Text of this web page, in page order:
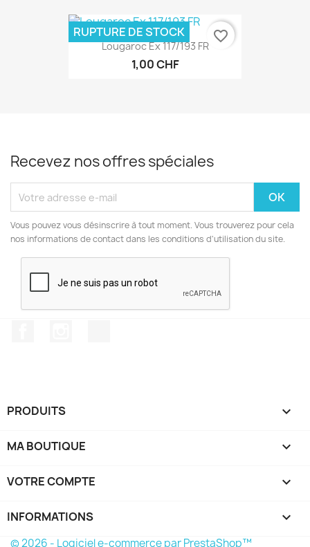
Lougaroc Ex 117/193 FR
1,00 CHF
RUPTURE DE STOCK favorite_border
Recevez nos offres spéciales
Vous pouvez vous désinscrire à tout moment. Vous trouverez pour cela
nos informations de contact dans les conditions d'utilisation du site.
PRODUITS 
MA BOUTIQUE 
VOTRE COMPTE 
INFORMATIONS keyboard_arrow_down
© 2026 - Logiciel e-commerce par PrestaShop™